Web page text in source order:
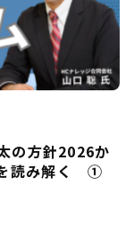
の方針2026か
を読み解く ①